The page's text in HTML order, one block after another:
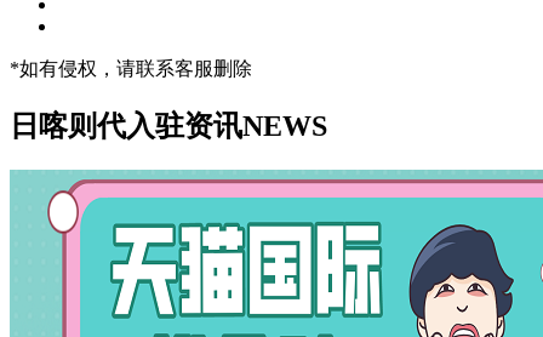
*如有侵权，请联系客服删除
日喀则代入驻资讯NEWS